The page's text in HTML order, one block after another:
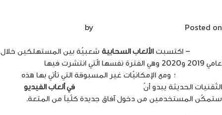
الرقمي
في
الأردن
Posted on
– اكتسبتالألعاب السحابية شعبيّة بين المستهلكين خلال
عامي 2019 و2020 وهي الفترة نفسها الّتي انتشرت فيها
؛ ومع الإمكانيّات غير المسبوقة التي تأتي بها هذه
التّقنيات الحديثة يبدو أنّ
في ألعاب الفيديو
ستمكّن المستخدمين من دخول آفاق جديدة كلّياً من المتعة.